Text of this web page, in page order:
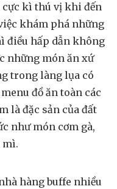
kì thú vị khi đến
khám phá những
điều hấp dẫn không
những món ăn xứ
trong làng lụa có
đồ ăn toàn các
là đặc sản của đất
như món cơm gà,
mì.
hàng buffe nhiều